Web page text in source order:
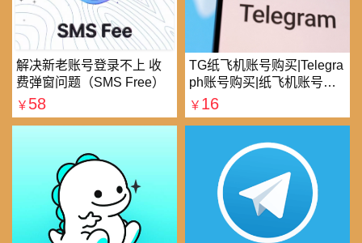
解决新老账号登录不上 收
费弹窗问题（SMS Free）
￥ 58
TG纸飞机账号购买|Telegra
ph账号购买|纸飞机账号购
买|电报账号购买
￥ 16